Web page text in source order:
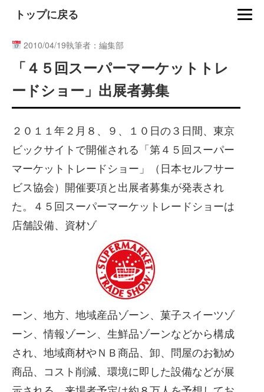
トップに戻る
2010/04/19執筆者：編集部
「４５回スーパーマーケットトレ
ードショー」出展者募集
２０１１年２月８、９、１０日の３日間、東京
ビックサイトで開催される「第４５回スーパー
マーケットトレードショー」（日本セルフサー
ビス協会）開催要項と出展者募集が発表され
た。４５回スーパーマーケットレードショーは
店舗設備、資材ゾ
ーン、地方、地域産品ゾーン、菓子スイーツゾ
ーン、情報ゾーン、生鮮品ゾーンなどから構成
され、地域商材やＮＢ商品、卸、問屋のお勧め
商品、コスト削減、環境に即した設備などが展